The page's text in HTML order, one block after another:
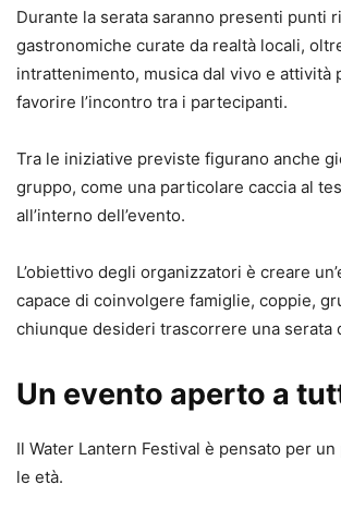
Durante la serata saranno presenti punti
gastronomiche curate da realtà locali,
intrattenimento, musica dal vivo e attività
favorire l’incontro tra i partecipanti.
Tra le iniziative previste figurano anche
gruppo, come una particolare caccia al
all’interno dell’evento.
L’obiettivo degli organizzatori è creare
capace di coinvolgere famiglie, coppie,
chiunque desideri trascorrere una serata
Un evento aperto a
Il Water Lantern Festival è pensato per
le età.